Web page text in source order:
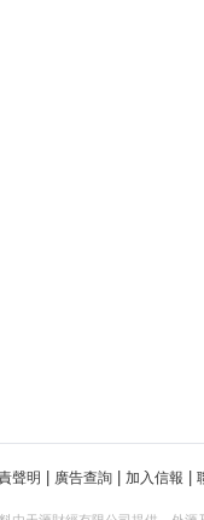
聲明 廣告查詢 加入信報